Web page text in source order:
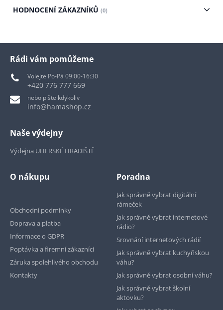
HODNOCENÍ ZÁKAZNÍKŮ (0)
Rádi vám pomůžeme
Volejte Po-Pá 09:00-16:30
+420 776 777 669
nebo pište kdykoliv
info@hamashop.cz
Naše výdejny
Výdejna UHERSKÉ HRADIŠTĚ
O nákupu
Obchodní podmínky
Doprava a platba
Informace o GDPR
Poptávka a firemní zákazníci
Záruka spolehlivého obchodu
Kontakty
Poradna
Jak správně vybrat digitální
rámeček
Jak správně vybrat internetové
rádio?
Srovnání internetových rádií
Jak správně vybrat kuchyňskou
váhu?
Jak správně vybrat osobní váhu?
Jak správně vybrat školní
aktovku?